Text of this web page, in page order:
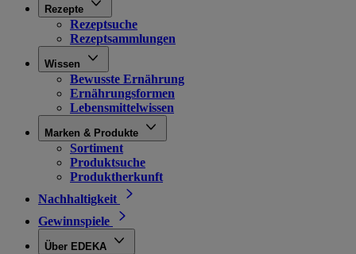
Rezepte
Rezeptsuche
Rezeptsammlungen
Wissen
Bewusste Ernährung
Ernährungsformen
Lebensmittelwissen
Marken & Produkte
Sortiment
Produktsuche
Produktherkunft
Nachhaltigkeit
Gewinnspiele
Über EDEKA